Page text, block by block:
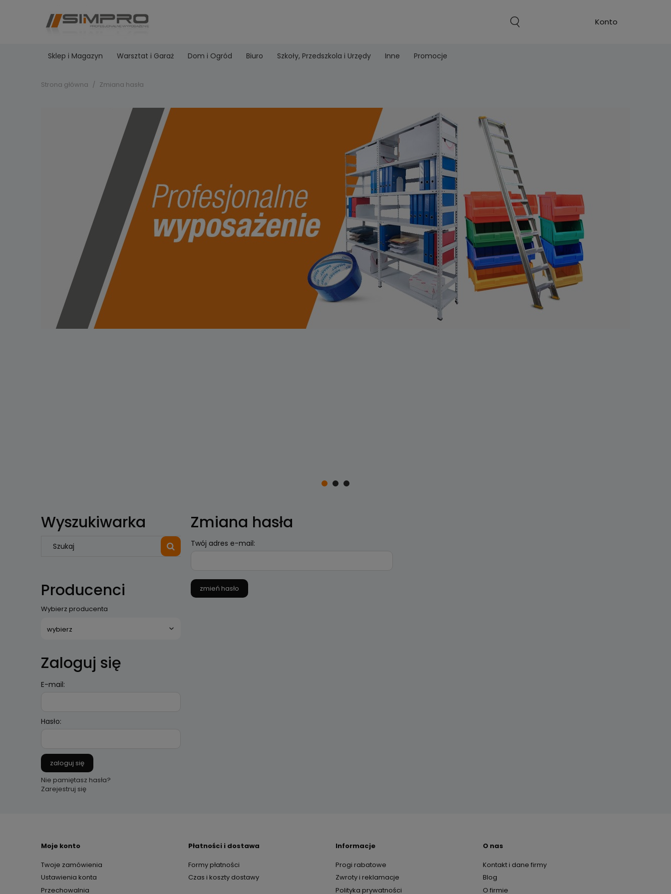
Sklep i Magazyn Warsztat i Garaż Dom i Ogród Biuro Szkoły, Przedszkola i Urzędy Inne Promocje
Strona główna Zmiana hasła
Wyszukiwarka
Producenci
Wybierz producenta
Zaloguj się
E-mail:
Hasło:
zaloguj się
Nie pamiętasz hasła?
Zarejestruj się
Zmiana hasła
Twój adres e-mail:
zmień hasło
Moje konto
Twoje zamówienia
Ustawienia konta
Przechowalnia
Płatności i dostawa
Formy płatności
Czas i koszty dostawy
Informacje
Progi rabatowe
Zwroty i reklamacje
Polityka prywatności
O nas
Kontakt i dane firmy
Blog
O firmie